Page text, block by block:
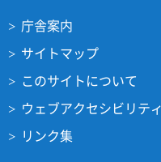
庁舎案内
サイトマップ
このサイトについて
ウェブアクセシビリテ
リンク集